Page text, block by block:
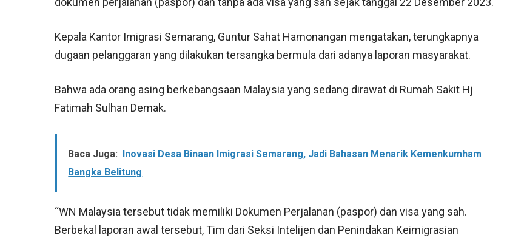
Kepala Kantor Imigrasi Semarang, Guntur Sahat Hamonangan mengatakan, terungkapnya
dugaan pelanggaran yang dilakukan tersangka bermula dari adanya laporan masyarakat.
Bahwa ada orang asing berkebangsaan Malaysia yang sedang dirawat di Rumah Sakit Hj
Fatimah Sulhan Demak.
Baca Juga:
Inovasi Desa Binaan Imigrasi Semarang, Jadi Bahasan Menarik Kemenkumham
Bangka Belitung
“WN Malaysia tersebut tidak memiliki Dokumen Perjalanan (paspor) dan visa yang sah.
Berbekal laporan awal tersebut, Tim dari Seksi Intelijen dan Penindakan Keimigrasian